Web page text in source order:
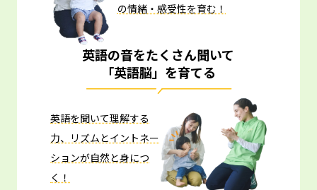
の情緒・感受性を育む！
英語の音をたくさん聞いて
「英語脳」を育てる
英語を聞いて理解する
力、リズムとイントネー
ションが自然と身につ
く！